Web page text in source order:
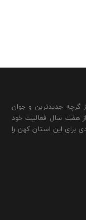
گرچه جدیدترین و جوان
هفت سال فعالیت خود
این استان کهن را